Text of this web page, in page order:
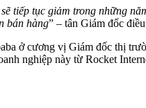
tiếp tục giảm trong những
bán hàng” – tân Giám đốc
ở cương vị Giám đốc thị
nghiệp này từ Rocket